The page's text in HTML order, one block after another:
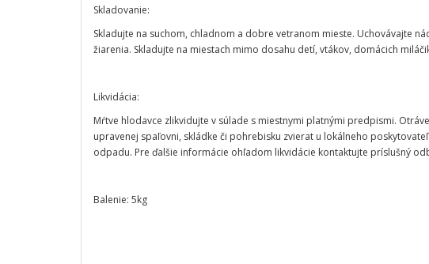
Skladovanie:
Skladujte na suchom, chladnom a dobre vetranom mieste. Uchovávajte
žiarenia. Skladujte na miestach mimo dosahu detí, vtákov, domácich
Likvidácia:
Mŕtve hlodavce zlikvidujte v súlade s miestnymi platnými predpismi.
upravenej spaľovni, skládke či pohrebisku zvierat u lokálneho
odpadu. Pre ďalšie informácie ohľadom likvidácie kontaktujte príslušný
Balenie: 5kg